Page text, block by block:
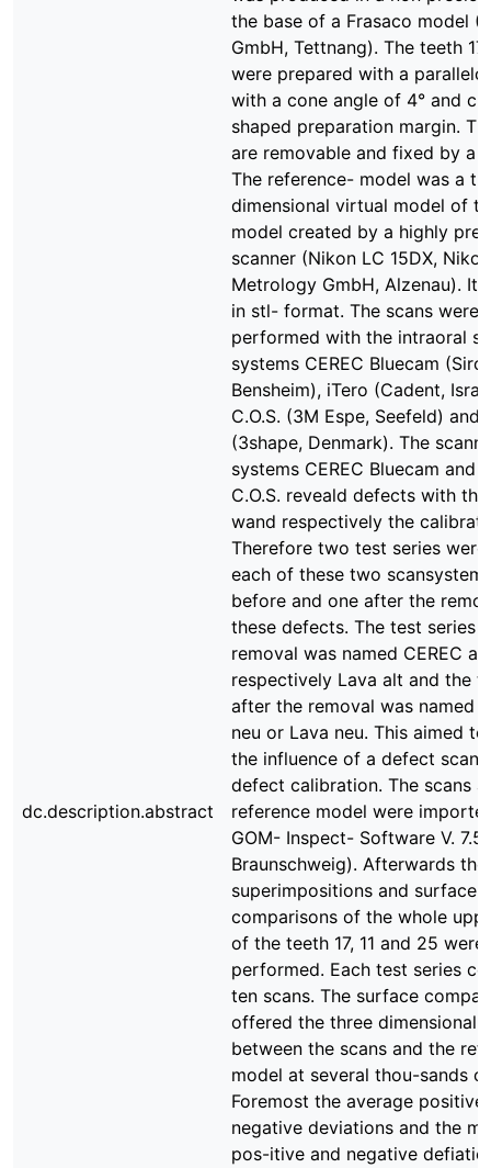
dc.description.abstract
the base of a Frasaco model
GmbH, Tettnang). The teeth
were prepared with a
with a cone angle of 4° and
shaped preparation margin.
are removable and fixed by a
The reference- model was a
dimensional virtual model of
model created by a highly
scanner (Nikon LC 15DX, Nikon
Metrology GmbH, Alzenau). It
in stl- format. The scans were
performed with the intraoral
systems CEREC Bluecam
Bensheim), iTero (Cadent,
C.O.S. (3M Espe, Seefeld) and
(3shape, Denmark). The
systems CEREC Bluecam and
C.O.S. reveald defects with
wand respectively the
Therefore two test series
each of these two
before and one after the
these defects. The test series
removal was named CEREC
respectively Lava alt and the
after the removal was named
neu or Lava neu. This aimed
the influence of a defect scan
defect calibration. The scans
reference model were
GOM- Inspect- Software V.
Braunschweig). Afterwards the
superimpositions and surface
comparisons of the whole
of the teeth 17, 11 and 25 were
performed. Each test series
ten scans. The surface
offered the three dimensional
between the scans and the
model at several thou-sands
Foremost the average positive
negative deviations and the
pos-itive and negative